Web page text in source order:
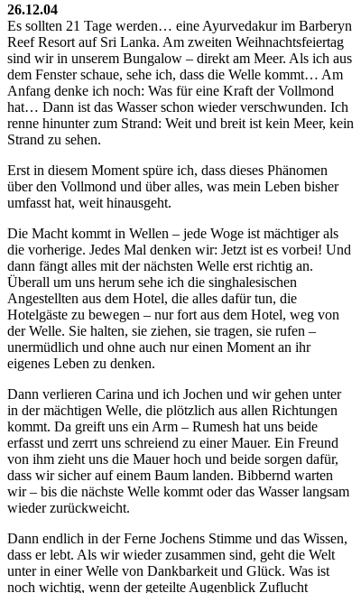
26.12.04
Es sollten 21 Tage werden… eine Ayurvedakur im Barberyn
Reef Resort auf Sri Lanka. Am zweiten Weihnachtsfeiertag
sind wir in unserem Bungalow – direkt am Meer. Als ich aus
dem Fenster schaue, sehe ich, dass die Welle kommt… Am
Anfang denke ich noch: Was für eine Kraft der Vollmond
hat… Dann ist das Wasser schon wieder verschwunden. Ich
renne hinunter zum Strand: Weit und breit ist kein Meer, kein
Strand zu sehen.
Erst in diesem Moment spüre ich, dass dieses Phänomen
über den Vollmond und über alles, was mein Leben bisher
umfasst hat, weit hinausgeht.
Die Macht kommt in Wellen – jede Woge ist mächtiger als
die vorherige. Jedes Mal denken wir: Jetzt ist es vorbei! Und
dann fängt alles mit der nächsten Welle erst richtig an.
Überall um uns herum sehe ich die singhalesischen
Angestellten aus dem Hotel, die alles dafür tun, die
Hotelgäste zu bewegen – nur fort aus dem Hotel, weg von
der Welle. Sie halten, sie ziehen, sie tragen, sie rufen –
unermüdlich und ohne auch nur einen Moment an ihr
eigenes Leben zu denken.
Dann verlieren Carina und ich Jochen und wir gehen unter
in der mächtigen Welle, die plötzlich aus allen Richtungen
kommt. Da greift uns ein Arm – Rumesh hat uns beide
erfasst und zerrt uns schreiend zu einer Mauer. Ein Freund
von ihm zieht uns die Mauer hoch und beide sorgen dafür,
dass wir sicher auf einem Baum landen. Bibbernd warten
wir – bis die nächste Welle kommt oder das Wasser langsam
wieder zurückweicht.
Dann endlich in der Ferne Jochens Stimme und das Wissen,
dass er lebt. Als wir wieder zusammen sind, geht die Welt
unter in einer Welle von Dankbarkeit und Glück. Was ist
noch wichtig, wenn der geteilte Augenblick Zuflucht